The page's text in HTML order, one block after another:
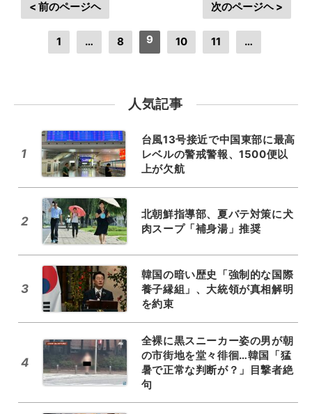
< 前のページヘ
1 … 8 9 10 11 …
次のページヘ >
人気記事
1
台風13号接近で中国東部に最高
レベルの警戒警報、1500便以
上が欠航
2
北朝鮮指導部、夏バテ対策に犬
肉スープ「補身湯」推奨
3
韓国の暗い歴史「強制的な国際
養子縁組」、大統領が真相解明
を約束
4
全裸に黒スニーカー姿の男が朝
の市街地を堂々徘徊…韓国「猛
暑で正常な判断が？」目撃者絶
句